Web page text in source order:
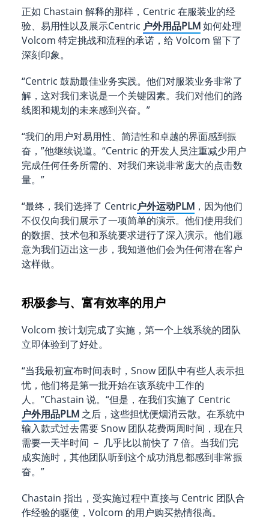
正如 Chastain 解释的那样，Centric 在服装业的经
验、易用性以及展示Centric 户外用品PLM如何处理
Volcom 特定挑战和流程的承诺，给 Volcom 留下了
深刻印象。
“Centric 鼓励最佳业务实践。他们对服装业务非常了
解，这对我们来说是一个关键因素。我们对他们的路
线图和规划的未来感到兴奋。”
“我们的用户对易用性、简洁性和卓越的界面感到振
奋，”他继续说道。“Centric 的开发人员注重减少用户
完成任何任务所需的、对我们来说非常庞大的点击数
量。”
“最终，我们选择了 Centric户外运动PLM ，因为他们
不仅仅向我们展示了一项简单的演示。他们使用我们
的数据、技术包和系统要求进行了深入演示。他们愿
意为我们迈出这一步，我知道他们会为任何潜在客户
这样做。
积极参与、富有效率的用户
Volcom 按计划完成了实施，第一个上线系统的团队
立即体验到了好处。
“当我最初宣布时间表时，Snow 团队中有些人表示担
忧，他们将是第一批开始在该系统中工作的
人。”Chastain 说。“但是，在我们实施了 Centric
户外用品PLM 之后，这些担忧便烟消云散。在系统中
输入款式过去需要 Snow 团队花费两周时间，现在只
需要一天半时间 － 几乎比以前快了 7 倍。当我们完
成实施时，其他团队听到这个成功消息都感到非常振
奋。”
Chastain 指出，受实施过程中直接与 Centric 团队合
作经验的驱使，Volcom 的用户购买热情很高。